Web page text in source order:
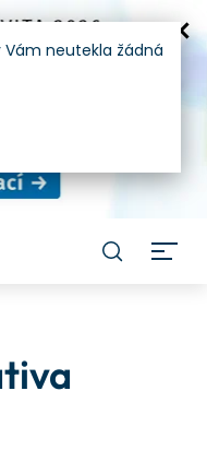
neutekla žádná